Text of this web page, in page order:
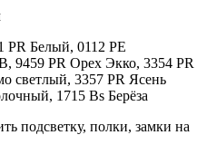
PR Белый, 0112 PE
9459 PR Орех Экко, 3354 PR
светлый, 3357 PR Ясень
1715 Bs Берёза
подсветку, полки, замки на